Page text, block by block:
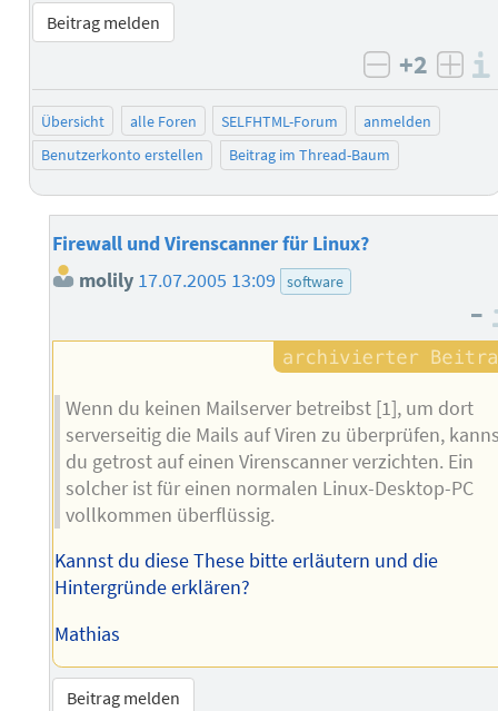
Beitrag melden
negativ
+2
Übersicht alle Foren SELFHTML-Forum
anmelden
Benutzerkonto erstellen
Beitrag im Thread-Baum
Firewall und Virenscanner für Linux?
molily 17.07.2005 13:09 software
–
Wenn du keinen Mailserver betreibst [1], um dort
serverseitig die Mails auf Viren zu überprüfen,
du getrost auf einen Virenscanner verzichten. Ein
solcher ist für einen normalen Linux-Desktop-PC
vollkommen überflüssig.
Kannst du diese These bitte erläutern und die
Hintergründe erklären?
Mathias
Beitrag melden